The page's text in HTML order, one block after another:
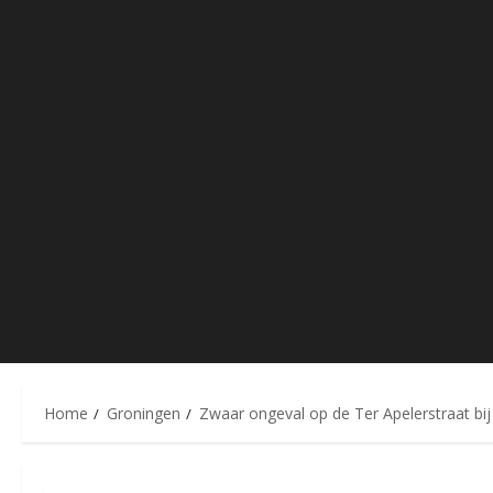
Home Groningen Zwaar ongeval op de Ter Apelerstraat